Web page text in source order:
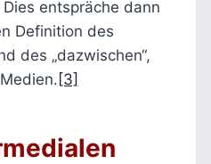
Dies entspräche dann
Definition des
des „dazwischen“,
[3]